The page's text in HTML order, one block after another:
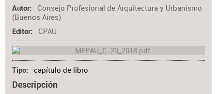
Autor
Consejo Profesional de Arquitectura y Urbanismo
(Buenos Aires)
Editor CPAU
Tipo capítulo de libro
Descripción